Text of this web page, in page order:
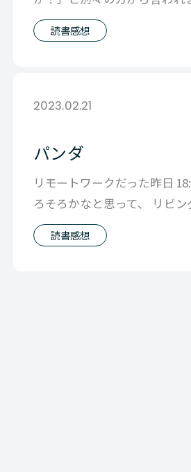
ところ、そんな気まったくし
読書感想
2023.02.21
パンダ
リモートワークだった昨日
ろそろかなと思って、 リビ
女がソファーでニュースをみ
読書感想